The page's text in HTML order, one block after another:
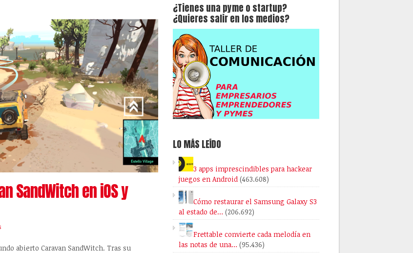
SandWitch en iOS y
abierto Caravan SandWitch. Tras su
¿Tienes una pyme o startup?
¿Quieres salir en los medios?
LO MÁS LEÍDO
3 apps imprescindibles para hackear
juegos en Android (463.608)
Cómo restaurar el Samsung Galaxy S3
al estado de… (206.692)
Frettable convierte cada melodía en
las notas de una… (95.436)